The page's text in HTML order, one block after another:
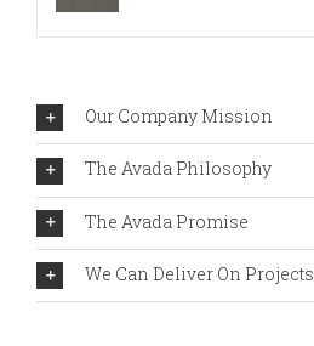
Our Company Mission
The Avada Philosophy
The Avada Promise
We Can Deliver On Projects